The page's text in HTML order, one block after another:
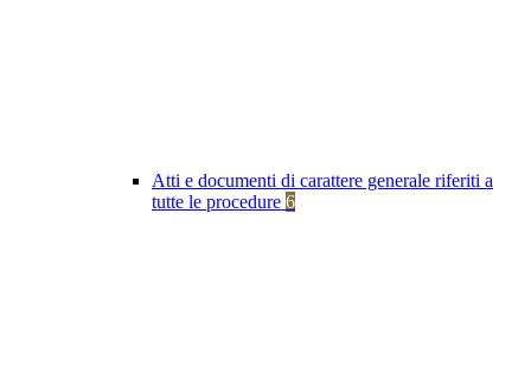
Atti e documenti di carattere generale riferiti a
tutte le procedure 6